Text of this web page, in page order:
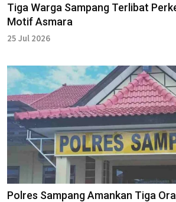
Tiga Warga Sampang Terlibat
Motif Asmara
25 Jul 2026
Polres Sampang Amankan Tiga